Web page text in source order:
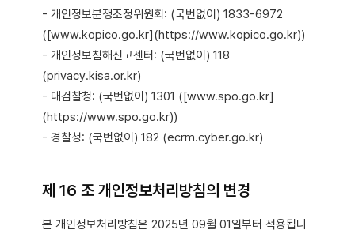
- 개인정보분쟁조정위원회: (국번없이) 1833-6972
([www.kopico.go.kr](https://www.kopico.go.kr))
- 개인정보침해신고센터: (국번없이) 118
(privacy.kisa.or.kr)
- 대검찰청: (국번없이) 1301 ([www.spo.go.kr]
(https://www.spo.go.kr))
- 경찰청: (국번없이) 182 (ecrm.cyber.go.kr)
제 16 조 개인정보처리방침의 변경
본 개인정보처리방침은 2025년 09월 01일부터 적용됩니